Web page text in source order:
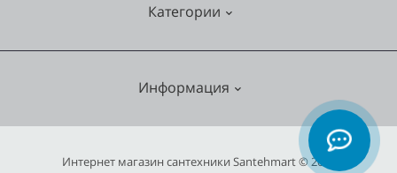
Категории
Информация
Интернет магазин сантехники Santehmart © 2026